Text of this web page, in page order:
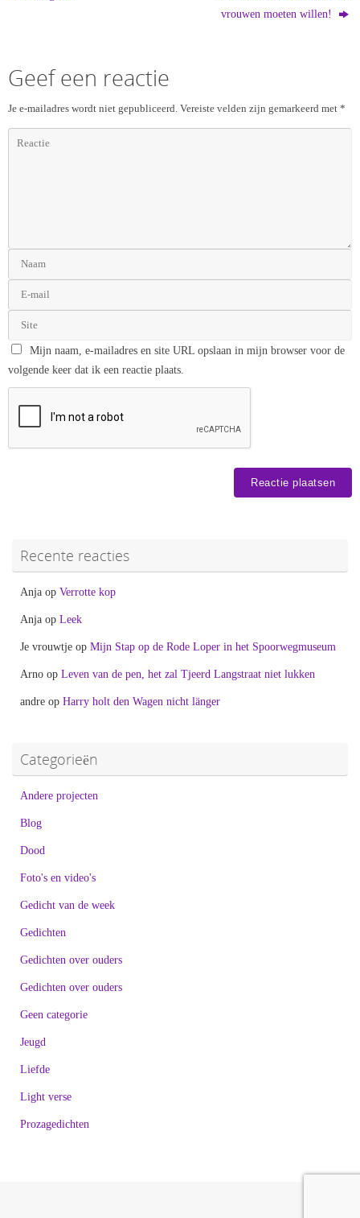
vrouwen moeten willen!
Geef een reactie
Je e-mailadres wordt niet gepubliceerd. Vereiste velden zijn gemarkeerd met *
Mijn naam, e-mailadres en site URL opslaan in mijn browser voor de
volgende keer dat ik een reactie plaats.
Recente reacties
Anja op Verrotte kop
Anja op Leek
Je vrouwtje op Mijn Stap op de Rode Loper in het Spoorwegmuseum
Arno op Leven van de pen, het zal Tjeerd Langstraat niet lukken
andre op Harry holt den Wagen nicht länger
Categorieën
Andere projecten
Blog
Dood
Foto's en video's
Gedicht van de week
Gedichten
Gedichten over ouders
Gedichten over ouders
Geen categorie
Jeugd
Liefde
Light verse
Prozagedichten